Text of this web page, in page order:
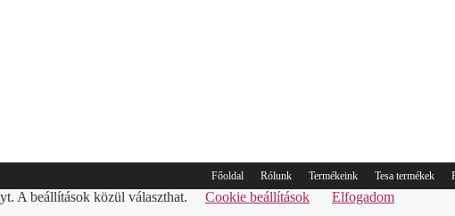
Főoldal Rólunk Termékeink Tesa termékek
A beállítások közül választhat. Cookie beállítások
Elfogadom